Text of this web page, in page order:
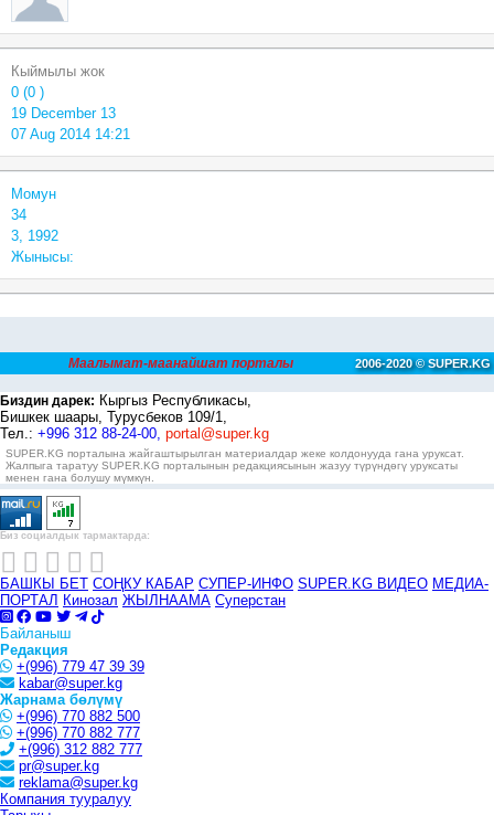
Кыймылы жок
0 (0 )
19 December 13
07 Aug 2014 14:21
Момун
34
3, 1992
Жынысы:
Маалымат-маанайшат порталы 2006-2020 © SUPER.KG
Биздин дарек: Кыргыз Республикасы,
Бишкек шаары, Турусбеков 109/1,
Тел.: +996 312 88-24-00, portal@super.kg
SUPER.KG порталына жайгаштырылган материалдар жеке колдонууда гана уруксат.
Жалпыга таратуу SUPER.KG порталынын редакциясынын жазуу түрүндөгү уруксаты
менен гана болушу мүмкүн.
Биз социалдык тармактарда:
БАШКЫ БЕТ СОҢКУ КАБАР СУПЕР-ИНФО SUPER.KG ВИДЕО МЕДИА-
ПОРТАЛ Кинозал ЖЫЛНААМА Суперстан
Байланыш
Редакция
+(996) 779 47 39 39
kabar@super.kg
Жарнама бөлүмү
+(996) 770 882 500
+(996) 770 882 777
+(996) 312 882 777
pr@super.kg
reklama@super.kg
Компания тууралуу